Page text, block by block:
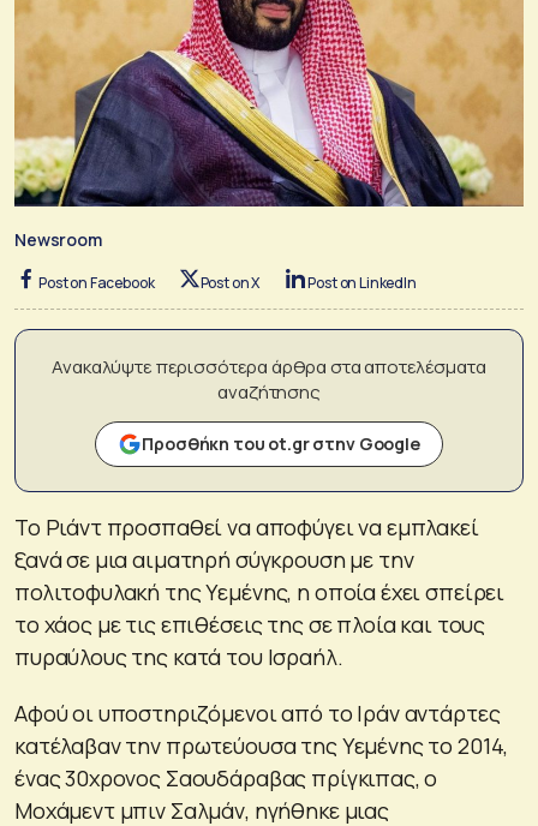
Newsroom
Post on Facebook Post on X Post on LinkedIn
Ανακαλύψτε περισσότερα άρθρα στα αποτελέσματα
αναζήτησης
Προσθήκη του ot.gr στην Google
Το Ριάντ προσπαθεί να αποφύγει να εμπλακεί
ξανά σε μια αιματηρή σύγκρουση με την
πολιτοφυλακή της Υεμένης, η οποία έχει σπείρει
το χάος με τις επιθέσεις της σε πλοία και τους
πυραύλους της κατά του Ισραήλ.
Αφού οι υποστηριζόμενοι από το Ιράν αντάρτες
κατέλαβαν την πρωτεύουσα της Υεμένης το 2014,
ένας 30χρονος Σαουδάραβας πρίγκιπας, ο
Μοχάμεντ μπιν Σαλμάν, ηγήθηκε μιας